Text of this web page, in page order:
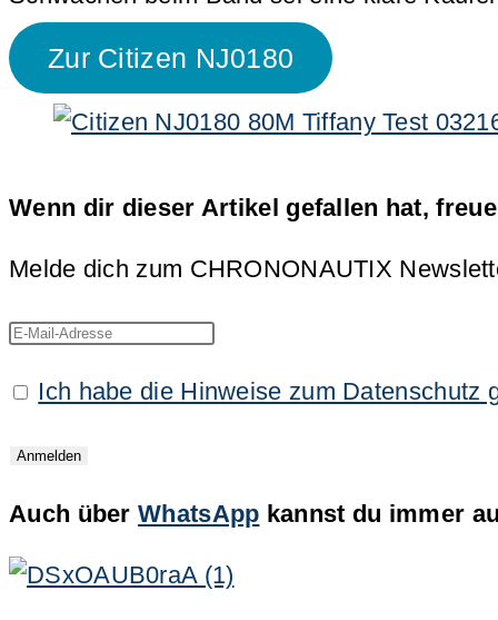
Zur Citizen NJ0180
Wenn dir dieser Artikel gefallen hat,
Melde dich zum CHRONONAUTIX
Ich habe die Hinweise zum Datenschutz
Auch überWhatsApp kannst du immer